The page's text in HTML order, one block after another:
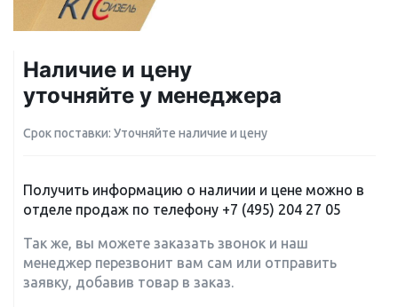
Наличие и цену
уточняйте у менеджера
Срок поставки: Уточняйте наличие и цену
Получить информацию о наличии и цене можно в
отделе продаж по телефону +7 (495) 204 27 05
Так же, вы можете заказать звонок и наш
менеджер перезвонит вам сам или отправить
заявку, добавив товар в заказ.